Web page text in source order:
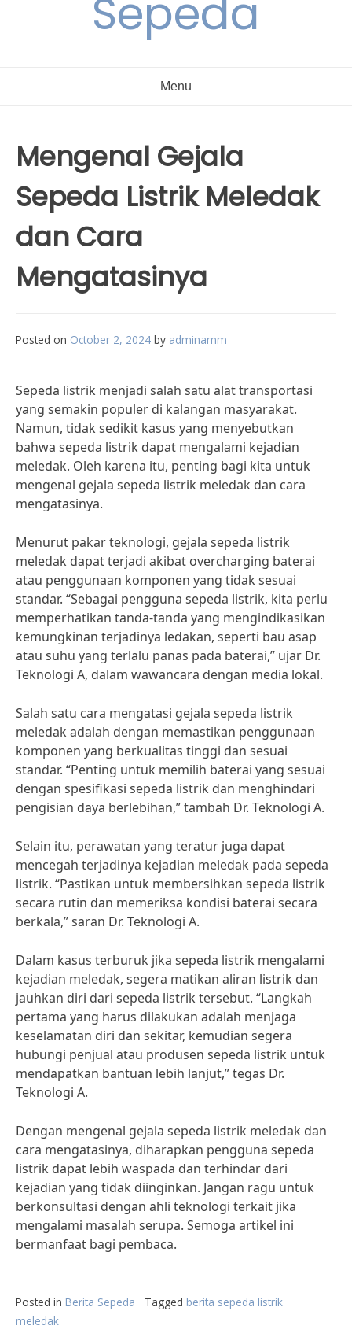
Sepeda
Menu
Mengenal Gejala
Sepeda Listrik Meledak
dan Cara
Mengatasinya
Posted on October 2, 2024 by adminamm
Sepeda listrik menjadi salah satu alat transportasi
yang semakin populer di kalangan masyarakat.
Namun, tidak sedikit kasus yang menyebutkan
bahwa sepeda listrik dapat mengalami kejadian
meledak. Oleh karena itu, penting bagi kita untuk
mengenal gejala sepeda listrik meledak dan cara
mengatasinya.
Menurut pakar teknologi, gejala sepeda listrik
meledak dapat terjadi akibat overcharging baterai
atau penggunaan komponen yang tidak sesuai
standar. “Sebagai pengguna sepeda listrik, kita perlu
memperhatikan tanda-tanda yang mengindikasikan
kemungkinan terjadinya ledakan, seperti bau asap
atau suhu yang terlalu panas pada baterai,” ujar Dr.
Teknologi A, dalam wawancara dengan media lokal.
Salah satu cara mengatasi gejala sepeda listrik
meledak adalah dengan memastikan penggunaan
komponen yang berkualitas tinggi dan sesuai
standar. “Penting untuk memilih baterai yang sesuai
dengan spesifikasi sepeda listrik dan menghindari
pengisian daya berlebihan,” tambah Dr. Teknologi A.
Selain itu, perawatan yang teratur juga dapat
mencegah terjadinya kejadian meledak pada sepeda
listrik. “Pastikan untuk membersihkan sepeda listrik
secara rutin dan memeriksa kondisi baterai secara
berkala,” saran Dr. Teknologi A.
Dalam kasus terburuk jika sepeda listrik mengalami
kejadian meledak, segera matikan aliran listrik dan
jauhkan diri dari sepeda listrik tersebut. “Langkah
pertama yang harus dilakukan adalah menjaga
keselamatan diri dan sekitar, kemudian segera
hubungi penjual atau produsen sepeda listrik untuk
mendapatkan bantuan lebih lanjut,” tegas Dr.
Teknologi A.
Dengan mengenal gejala sepeda listrik meledak dan
cara mengatasinya, diharapkan pengguna sepeda
listrik dapat lebih waspada dan terhindar dari
kejadian yang tidak diinginkan. Jangan ragu untuk
berkonsultasi dengan ahli teknologi terkait jika
mengalami masalah serupa. Semoga artikel ini
bermanfaat bagi pembaca.
Posted in Berita Sepeda Tagged berita sepeda listrik
meledak